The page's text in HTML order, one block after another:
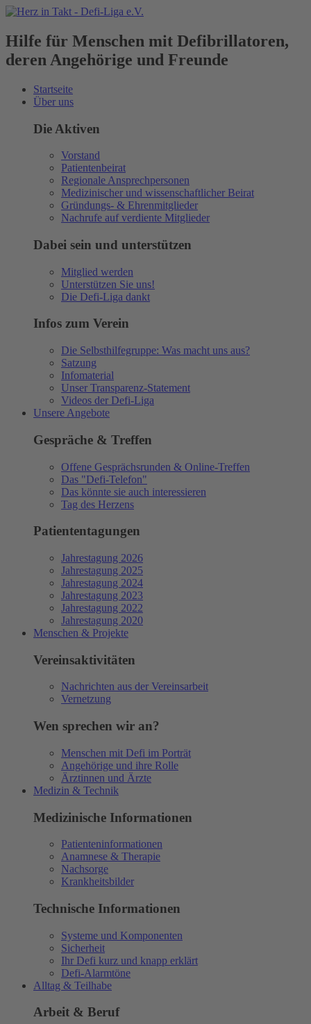
Hilfe für Menschen mit Defibrillatoren,
deren Angehörige und Freunde
Startseite
Über uns
Die Aktiven
Vorstand
Patientenbeirat
Regionale Ansprechpersonen
Medizinischer und wissenschaftlicher Beirat
Gründungs- & Ehrenmitglieder
Nachrufe auf verdiente Mitglieder
Dabei sein und unterstützen
Mitglied werden
Unterstützen Sie uns!
Die Defi-Liga dankt
Infos zum Verein
Die Selbsthilfegruppe: Was macht uns aus?
Satzung
Infomaterial
Unser Transparenz-Statement
Videos der Defi-Liga
Unsere Angebote
Gespräche & Treffen
Offene Gesprächsrunden & Online-Treffen
Das "Defi-Telefon"
Das könnte sie auch interessieren
Tag des Herzens
Patiententagungen
Jahrestagung 2026
Jahrestagung 2025
Jahrestagung 2024
Jahrestagung 2023
Jahrestagung 2022
Jahrestagung 2020
Menschen & Projekte
Vereinsaktivitäten
Nachrichten aus der Vereinsarbeit
Vernetzung
Wen sprechen wir an?
Menschen mit Defi im Porträt
Angehörige und ihre Rolle
Ärztinnen und Ärzte
Medizin & Technik
Medizinische Informationen
Patienteninformationen
Anamnese & Therapie
Nachsorge
Krankheitsbilder
Technische Informationen
Systeme und Komponenten
Sicherheit
Ihr Defi kurz und knapp erklärt
Defi-Alarmtöne
Alltag & Teilhabe
Arbeit & Beruf